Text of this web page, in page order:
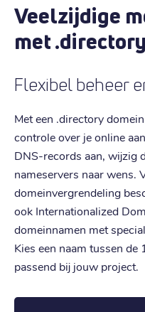
Veelzijdige
met
Flexibel beheer
Met een .directory
controle over je online
DNS-records aan, wijzig
nameservers naar wens.
domeinvergrendeling
ook Internationalized
domeinnamen met
Kies een naam tussen de
passend bij jouw project.